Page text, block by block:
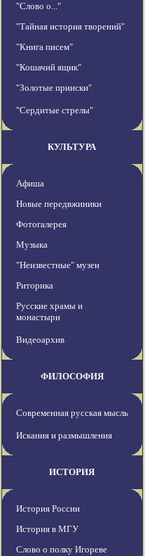
"Слово о..."
"Тайная история творений"
"Книга писем"
"Кошачий ящик"
"Золотые прииски"
"Сердитые стрелы"
КУЛЬТУРА
Афиша
Новые передвжиники
Фотогалерея
Музыка
"Неизвестные" музеи
Риторика
Русские храмы и
монастыри
Видеоархив
ФИЛОСОФИЯ
Современная русская мысль
Искания и размышления
ИСТОРИЯ
История России
История в МГУ
Слово о полку Игореве